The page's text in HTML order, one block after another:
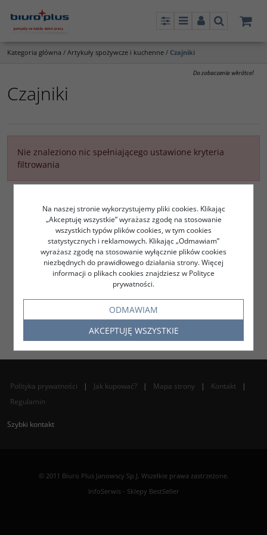
PanelMenuPanelSzukaj
Kategoria główna / Artykuły spożywcze i kuchenne / Czajniki
Czajniki
Nie znaleziono nic spełniającego ustawione kryteria
filtrowania
Polityka prywatności | Jak kupować? | Mapa strony | Kontakt
|
Regulamin
Szybki kontakt
© 2011 Biuro Plus Janowscy Sp.J. Wszelkie prawa zastrzeżone.
InfoSerwis- Sklepy BestSeller
Na naszej stronie wykorzystujemy pliki cookies. Klikając
„Akceptuję wszystkie” wyrażasz zgodę na stosowanie
wszystkich typów plików cookies, w tym cookies
statystycznych i reklamowych. Klikając „Odmawiam”
wyrażasz zgodę na stosowanie wyłącznie plików cookies
niezbędnych do prawidłowego działania strony. Więcej
informacji o plikach cookies znajdziesz w Polityce
prywatności.
ODMAWIAM
AKCEPTUJĘ WSZYSTKIE